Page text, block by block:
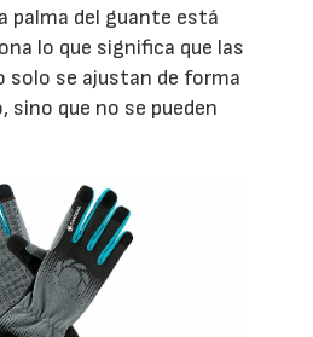
palma del guante está
lo que significa que las
solo se ajustan de forma
sino que no se pueden